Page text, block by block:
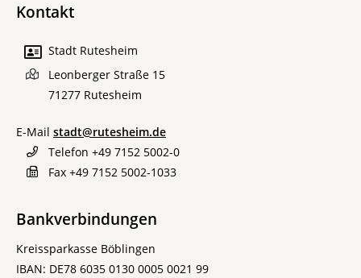
Kontakt
Stadt Rutesheim
Leonberger Straße 15
71277 Rutesheim
E-Mail stadt@rutesheim.de
Telefon +49 7152 5002-0
Fax +49 7152 5002-1033
Bankverbindungen
Kreissparkasse Böblingen
IBAN: DE78 6035 0130 0005 0021 99